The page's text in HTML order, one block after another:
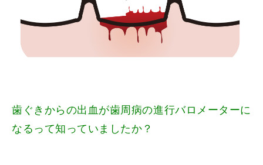
歯ぐきからの出血が歯周病の進行バロメーターに
なるって知っていましたか？